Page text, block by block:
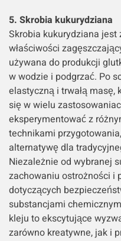
5. Skrobia kukurydziana
Skrobia kukurydziana jest
właściwości
używana do produkcji
w wodzie i podgrzać. Po
elastyczną i trwałą
się w wielu
eksperymentować z
technikami
alternatywę dla
Niezależnie od wybranej
zachowaniu ostrożności i
dotyczących
substancjami
kleju to ekscytujące
zarówno kreatywne, jak i